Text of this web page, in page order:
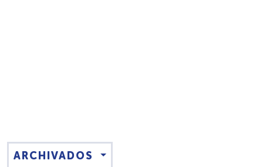
ARCHIVADOS